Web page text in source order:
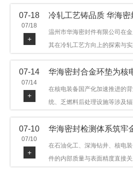
产品，广泛应用于石油机械、
领域。本文从尺寸精度的技术
现华海密封在该领域的务实探索
07-18
07/18
+
冷轧工艺铸品质 华海密
温州市华海密封件有限公司在
其在冷轧工艺方向上的探索与
品，广泛应用于石油机械、管
步发展。
07-14
07/14
+
在核电装备国产化加速推进的
统、乏燃料后处理设施等涉及
定与密封可靠。温州市华海密
领域二十余年，依托八角垫、
全系列产品，以特种合金材质
供针对性配套方案。
07-10
07/10
+
华海密封检测体系筑牢
在石油化工、深海钻井、核电
件的内部质量与表面精度直接